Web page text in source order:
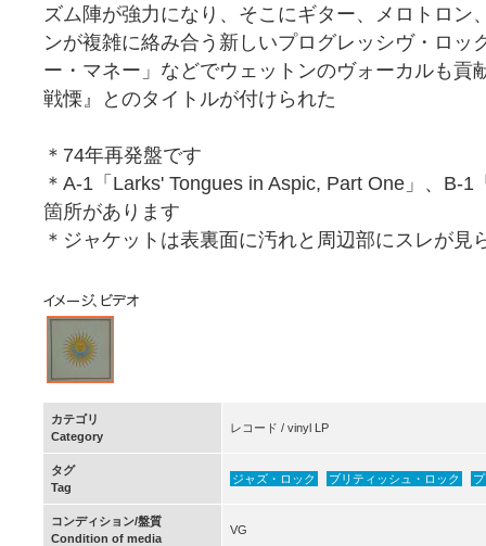
ズム陣が強力になり、そこにギター、メロトロン
ンが複雑に絡み合う新しいプログレッシヴ・ロッ
ー・マネー」などでウェットンのヴォーカルも貢
戦慄』とのタイトルが付けられた
＊74年再発盤です
＊A-1「Larks' Tongues in Aspic, Part One」、B-
箇所があります
＊ジャケットは表裏面に汚れと周辺部にスレが見
カテゴリ
Category
レコード / vinyl LP
タグ
Tag
ジャズ・ロック ブリティッシュ・ロック
コンディション/盤質
Condition of media
VG